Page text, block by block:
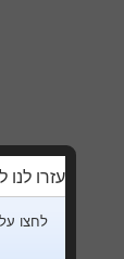
עזרו לנו
לחצו